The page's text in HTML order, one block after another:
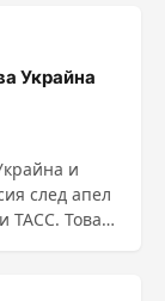
Украйна
и
след апел
Това